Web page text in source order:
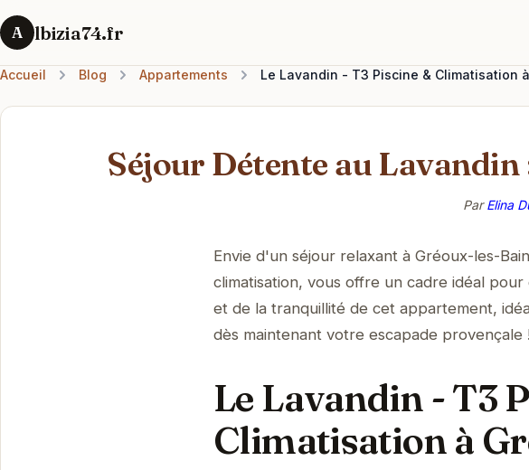
A lbizia74.fr
Accueil Blog Appartements Le Lavandin - T3 Piscine & Climatisation
Séjour Détente au
ParElina
Envie d'un séjour relaxant à Gréoux-les-
climatisation, vous offre un cadre idéal
et de la tranquillité de cet appartement,
dès maintenant votre escapade provençale
Le Lavandin - T3
Climatisation à